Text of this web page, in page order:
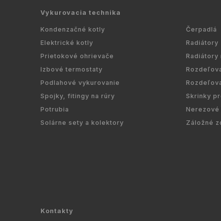
Vykurovacia technika
Kondenzačné kotly
Elektrické kotly
Prietokové ohrievače
Izbové termostaty
Podlahové vykurovanie
Spojky, fitingy na rúry
Potrubia
Solárne sety a kolektory
Čerpadlá
Radiátory
Radiátory
Skrinky
Záložné
Kontakty